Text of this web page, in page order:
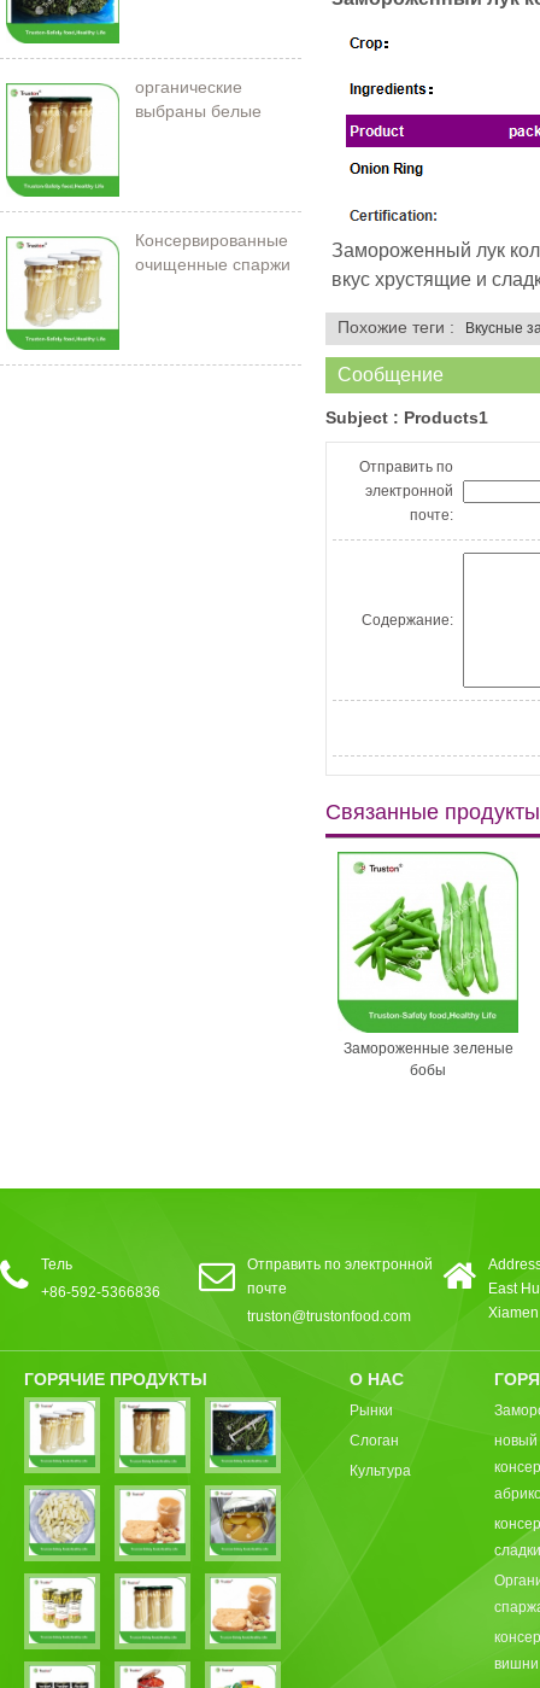
органические
выбраны белые
Консервированные
очищенные спаржи
Замороженный лук
вкус хрустящие и
Похожие теги : Вкусные
Сообщение
Subject : Products1
Отправить по
электронной
почте:
Содержание:
Связанные продукты
Замороженные зеленые
бобы
Тель
+86-592-5366836
Отправить по электронной
почте
truston@trustonfood.com
East
ГОРЯЧИЕ ПРОДУКТЫ О НАС
Рынки
Слоган
Культура
новый
вишни